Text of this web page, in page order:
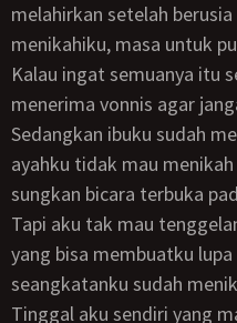
melahirkan setelah
menikahiku, masa untuk
Kalau ingat semuanya itu sedih sekali hatiku. Karena aku seolah-olah sudah
menerima vonnis agar
Sedangkan ibuku sudah
ayahku tidak mau
sungkan bicara terbuka
Tapi aku tak mau tenggelam dalam kesedihan. Aku selalu berusaha mencari kegiatan
yang bisa membuatku
seangkatanku sudah
Tinggal aku sendiri yang